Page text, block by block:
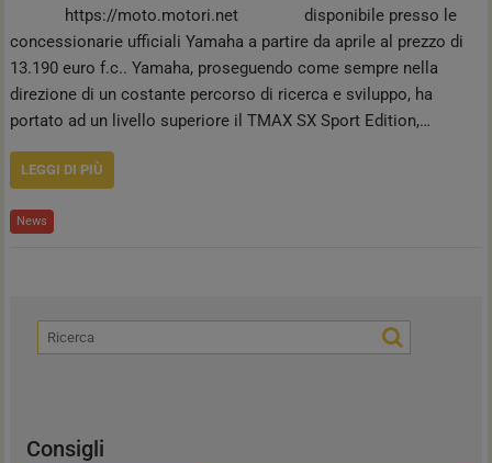
disponibile presso le
concessionarie ufficiali Yamaha a partire da aprile al prezzo di
13.190 euro f.c.. Yamaha, proseguendo come sempre nella
direzione di un costante percorso di ricerca e sviluppo, ha
portato ad un livello superiore il TMAX SX Sport Edition,…
LEGGI DI PIÙ
News
Consigli